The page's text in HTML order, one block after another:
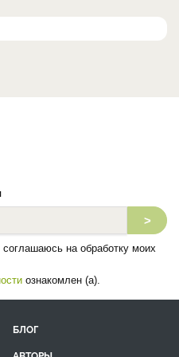
>
на обработку моих
ознакомлен (а).
БЛОГ